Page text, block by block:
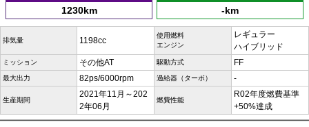
1230km -km
排気量 1198cc
使用燃料
エンジン
レギュラー
ハイブリッド
ミッション その他AT 駆動方式 FF
最大出力 82ps/6000rpm 過給器（ターボ） -
生産期間
2021年11月～202
2年06月
燃費性能
R02年度燃費基準
+50%達成